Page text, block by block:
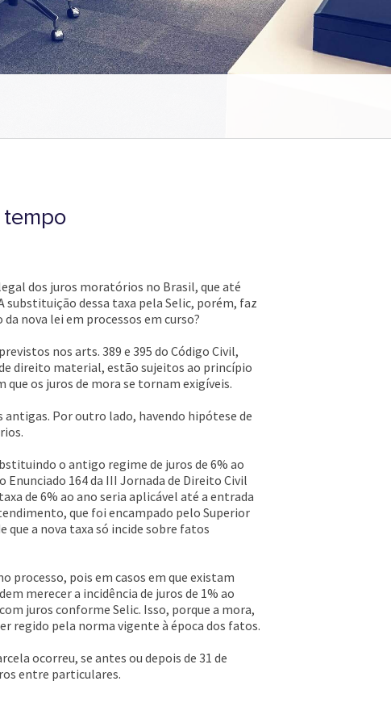
dos juros moratórios no Brasil, que até
substituição dessa taxa pela Selic, porém, faz
nova lei em processos em curso?
nos arts. 389 e 395 do Código Civil,
direito material, estão sujeitos ao princípio
que os juros de mora se tornam exigíveis.
antigas. Por outro lado, havendo hipótese de
o antigo regime de juros de 6% ao
Enunciado 164 da III Jornada de Direito Civil
de 6% ao ano seria aplicável até a entrada
que foi encampado pelo Superior
que a nova taxa só incide sobre fatos
processo, pois em casos em que existam
merecer a incidência de juros de 1% ao
juros conforme Selic. Isso, porque a mora,
regido pela norma vigente à época dos fatos.
ocorreu, se antes ou depois de 31 de
entre particulares.